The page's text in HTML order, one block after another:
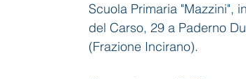
Scuola Primaria "Mazzini",
del Carso, 29 a Paderno
(Frazione Incirano).